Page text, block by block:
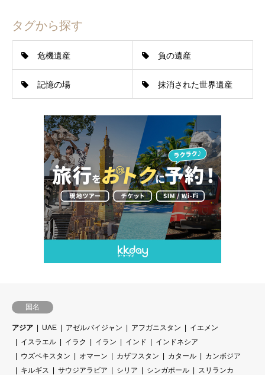
タグから探す
危機遺産 負の遺産
記憶の場 抹消された世界遺産
国名
アジア UAE アゼルバイジャン アフガニスタン
イエメン
イスラエル
イラク イラン インド
インドネシア
ウズベキスタン
オマーン カザフスタン カタール
カンボジア
キルギス
サウジアラビア シリア シンガポール
スリランカ